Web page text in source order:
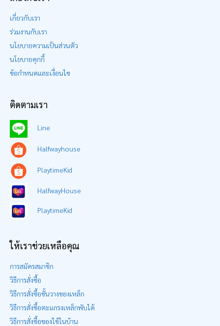
เกี่ยวกับเรา
ร่วมงานกับเรา
นโยบายความเป็นส่วนตัว
นโยบายคุกกี้
ข้อกำหนดและเงื่อนไข
ติดตามเรา
Line
Halfwayhouse
PlaytimeKid
HalfwayHouse
PlaytimeKid
ให้เราช่วยเหลือคุณ
การสมัครสมาชิก
วิธีการสั่งซื้อ
วิธีการสั่งซื้อชั้นวางของเหล็ก
วิธีการสั่งซื้อตะแกรงเหล็กพับได้
วิธีการสั่งซื้อของใช้ในบ้าน